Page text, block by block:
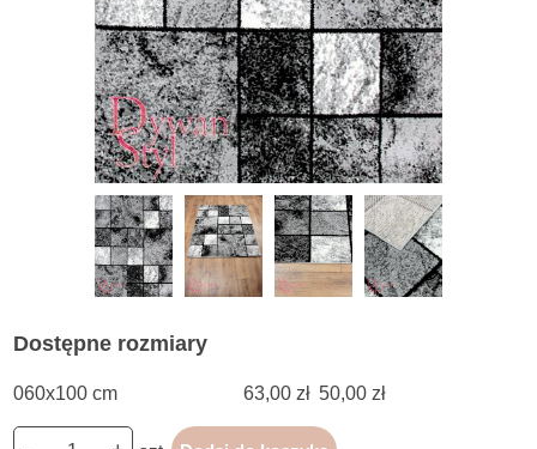
Dostępne rozmiary
060x100 cm 63,00 zł 50,00 zł